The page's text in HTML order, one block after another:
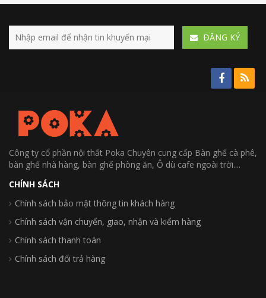
ÐĂNG KÝ
Công ty cổ phần nội thất Poka Chuyên cung cấp Bàn ghế cà phê,
bàn ghế nhà hàng, bàn ghế phòng ăn, Ô dù cafe ngoài trời....
CHÍNH SÁCH
Chính sách bảo mật thông tin khách hàng
Chính sách vận chuyển, giao, nhận và kiểm hàng
Chính sách thanh toán
Chính sách đổi trả hàng